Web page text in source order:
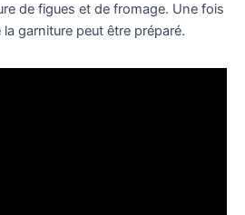
de figues et de fromage. Une fois
garniture peut être préparé.